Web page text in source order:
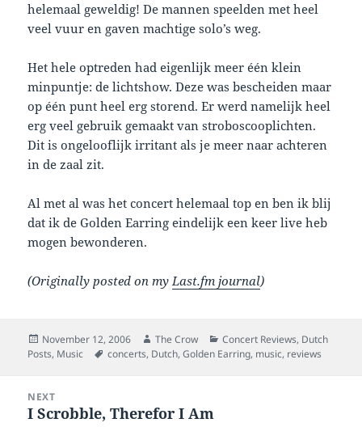
helemaal geweldig! De mannen speelden met heel
veel vuur en gaven machtige solo’s weg.
Het hele optreden had eigenlijk meer één klein
minpuntje: de lichtshow. Deze was bescheiden maar
op één punt heel erg storend. Er werd namelijk heel
erg veel gebruik gemaakt van stroboscooplichten.
Dit is ongelooflijk irritant als je meer naar achteren
in de zaal zit.
Al met al was het concert helemaal top en ben ik blij
dat ik de Golden Earring eindelijk een keer live heb
mogen bewonderen.
(Originally posted on myLast.fm journal)
Posted
on
November 12, 2006 Author
The Crow Categories
Concert Reviews, Dutch
Posts, Music Tags
concerts, Dutch,Golden Earring, music, reviews
navigation
NEXT
Next
I Scrobble, Therefor I Am